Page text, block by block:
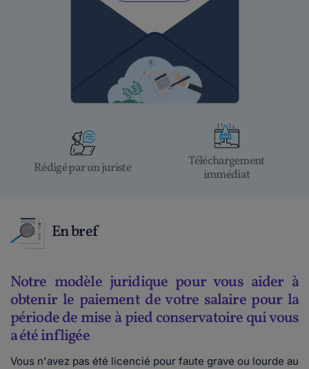
Rédigé par un juriste
Téléchargement
immédiat
En bref
Notre modèle juridique pour vous aider à
obtenir le paiement de votre salaire pour la
période de mise à pied conservatoire qui vous
a été infligée
Vous n'avez pas été licencié pour faute grave ou lourde au